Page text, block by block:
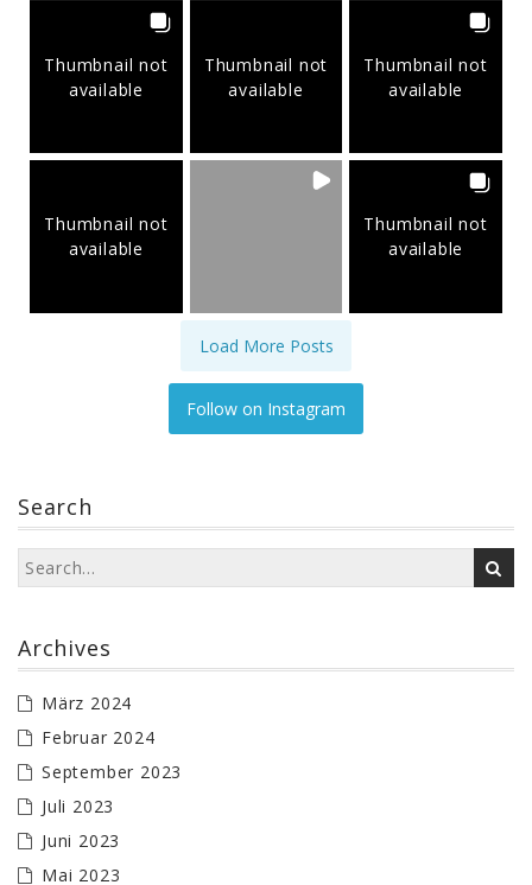
Thumbnail not
available
Thumbnail not
available
Thumbnail not
available
Thumbnail not
available
Thumbnail not
available
Load More Posts
Follow on Instagram
Search
Archives
März 2024
Februar 2024
September 2023
Juli 2023
Juni 2023
Mai 2023